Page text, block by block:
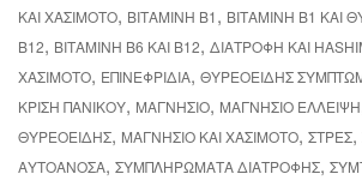
ΚΑΙ ΧΑΣΙΜΌΤΟ, ΒΙΤΑΜΊΝΗ Β1 , ΒΙΤΑΜΊΝΗ Β1 ΚΑΙ
Β12, ΒΙΤΑΜΊΝΗ Β6 ΚΑΙ Β12, ΔΙΑΤΡΟΦΉ ΚΑΙ
ΧΑΣΙΜΌΤΟ, ΕΠΙΝΕΦΡΙΔΊΑ, ΘΥΡΕΟΕΙΔΉΣ
ΚΡΊΣΗ ΠΑΝΙΚΟΎ, ΜΑΓΝΉΣΙΟ, ΜΑΓΝΉΣΙΟ ΈΛΛΕΙΨΗ
ΘΥΡΕΟΕΙΔΉΣ, ΜΑΓΝΉΣΙΟ ΚΑΙ ΧΑΣΙΜΌΤΟ, ΣΤΡΕΣ,
ΑΥΤΟΆΝΟΣΑ, ΣΥΜΠΛΗΡΏΜΑΤΑ ΔΙΑΤΡΟΦΉΣ,